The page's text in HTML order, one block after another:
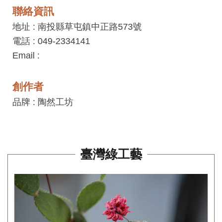
平
台
服
務
工
上
規
聯絡資訊
地址 : 南投縣草屯鎮中正路573號
電話 : 049-2334141
Email :
創作者
品牌 : 陶然工坊
臺灣綠工藝